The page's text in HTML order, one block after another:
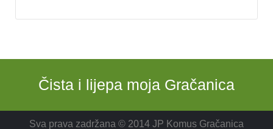
Čista i lijepa moja Gračanica
Sva prava zadržana © 2014 JP Komus Gračanica